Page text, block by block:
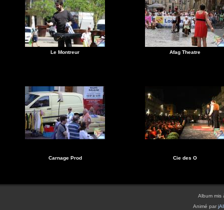
Le Montreur Afag Theatre
Carnage Prod Cie des O
Album mis
Animé par